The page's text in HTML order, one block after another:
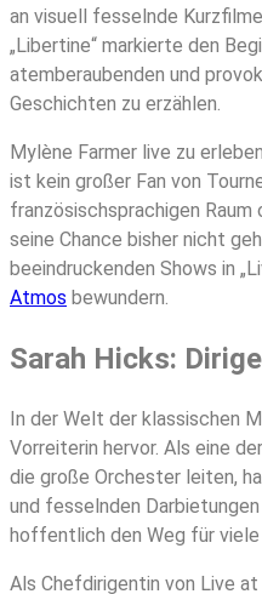
an visuell fesselnde
„Libertine“ markierte den
atemberaubenden und
Geschichten zu erzählen.
Mylène Farmer live zu
ist kein großer Fan von
französischsprachigen
seine Chance bisher nicht
beeindruckenden Shows in
Atmos bewundern.
Sarah Hicks:
In der Welt der klassischen
Vorreiterin hervor. Als eine
die große Orchester leiten,
und fesselnden
hoffentlich den Weg für viele
Als Chefdirigentin von Live